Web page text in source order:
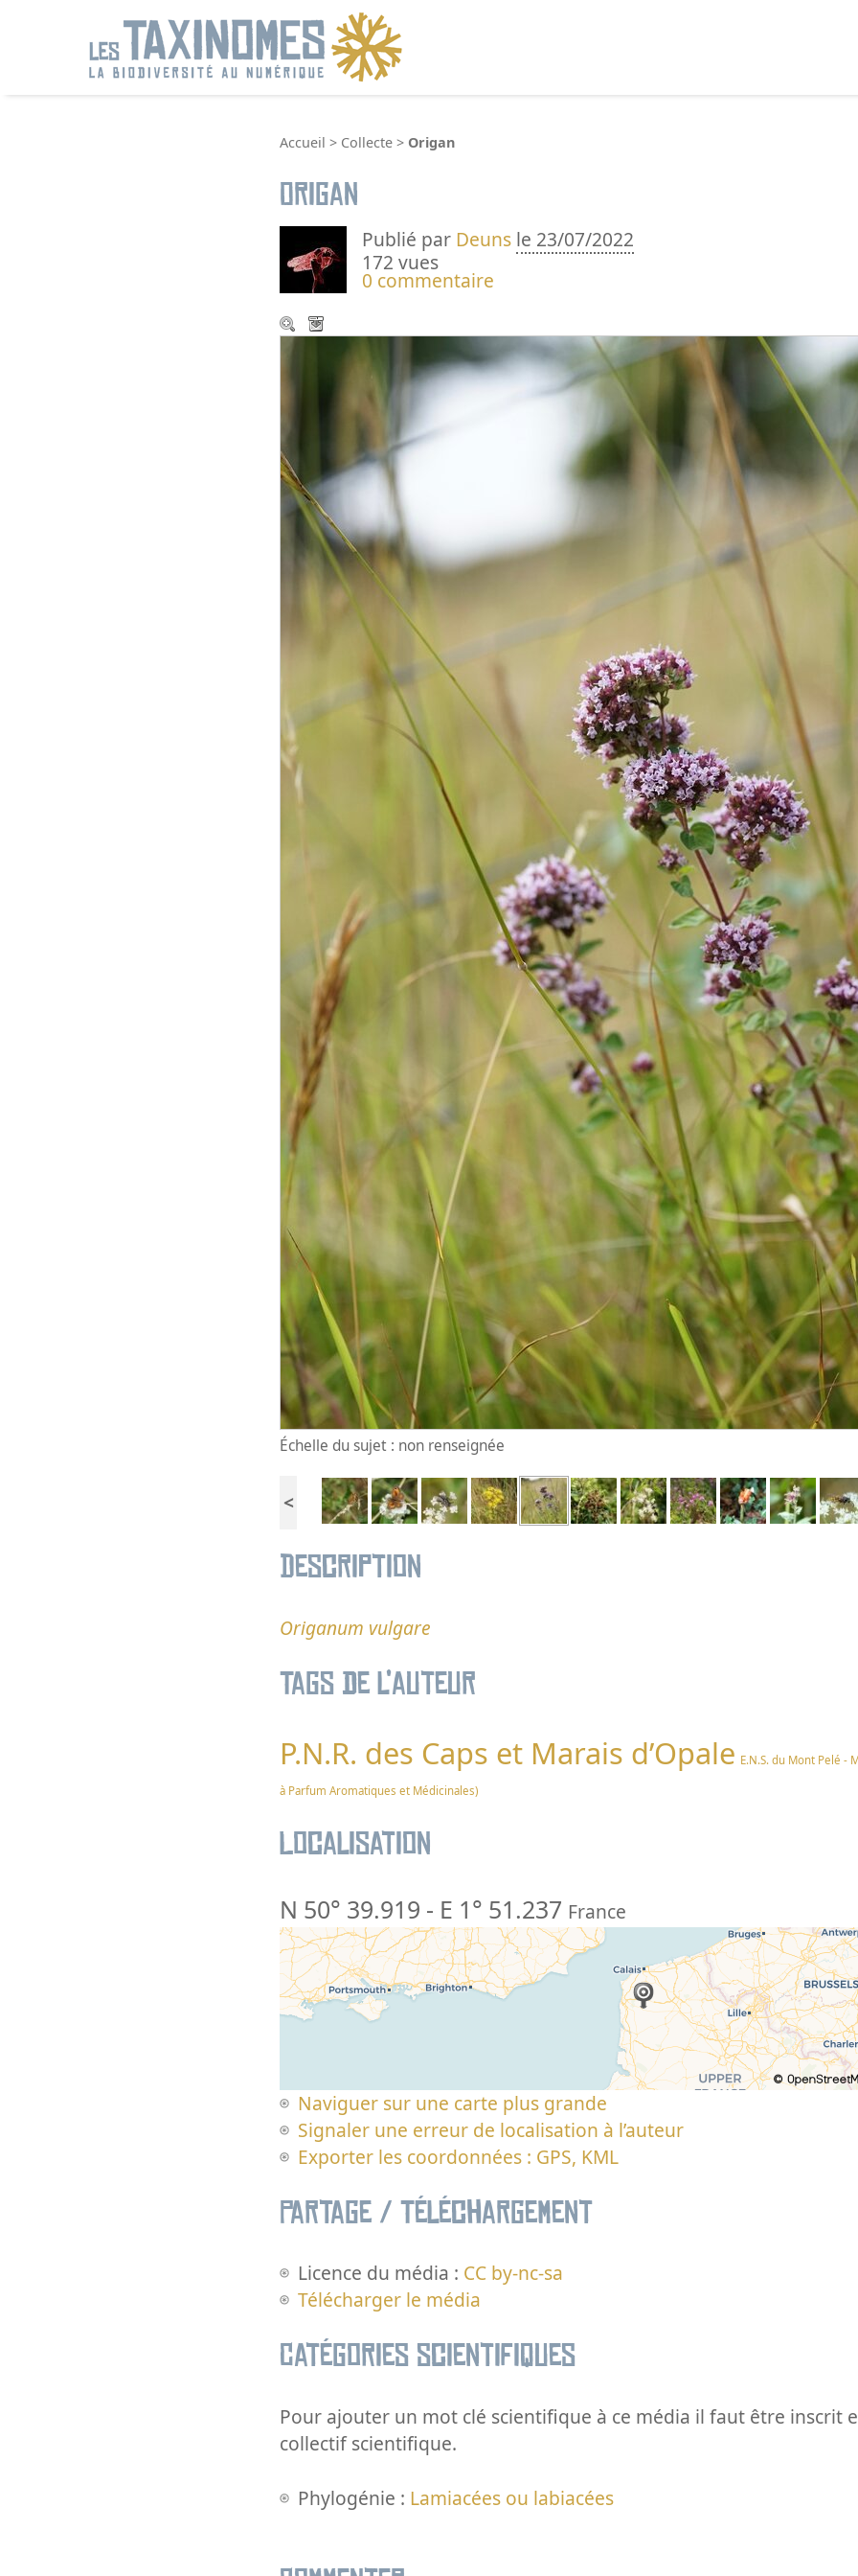
Accueil > Collecte > Origan
Origan
Publié par Deuns le 23/07/2022
172 vues
0 commentaire
Échelle du sujet : non renseignée
<
Description
Origanum vulgare
Tags de l’auteur
P.N.R. des Caps et Marais d’Opale E.N.S. du Mont Pelé -
à Parfum Aromatiques et Médicinales)
Localisation
N 50° 39.919 - E 1° 51.237 France
Naviguer sur une carte plus grande
Signaler une erreur de localisation à l’auteur
Exporter les coordonnées : GPS, KML
Partage / Téléchargement
Licence du média : CC by-nc-sa
Télécharger le média
Catégories scientifiques
Pour ajouter un mot clé scientifique à ce média il faut être inscrit
collectif scientifique.
Phylogénie : Lamiacées ou labiacées